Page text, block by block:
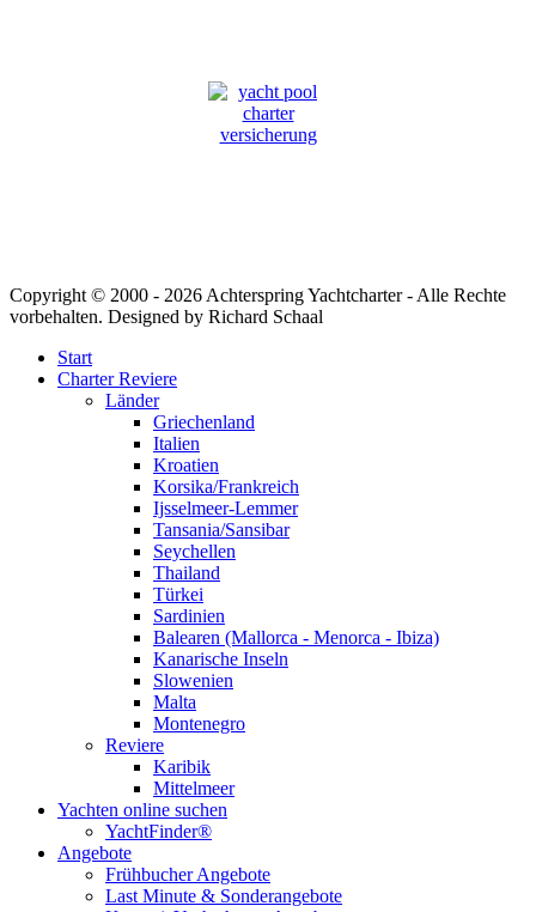
Copyright © 2000 - 2026 Achterspring Yachtcharter - Alle Rechte
vorbehalten. Designed by Richard Schaal
Start
Charter Reviere
Länder
Griechenland
Italien
Kroatien
Korsika/Frankreich
Ijsselmeer-Lemmer
Tansania/Sansibar
Seychellen
Thailand
Türkei
Sardinien
Balearen (Mallorca - Menorca - Ibiza)
Kanarische Inseln
Slowenien
Malta
Montenegro
Reviere
Karibik
Mittelmeer
Yachten online suchen
YachtFinder®
Angebote
Frühbucher Angebote
Last Minute & Sonderangebote